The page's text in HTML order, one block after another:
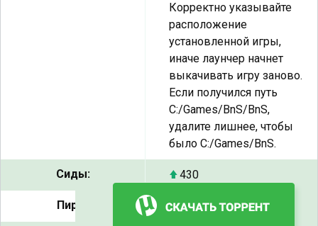
Корректно указывайте
расположение
установленной игры,
иначе лаунчер начнет
выкачивать игру заново.
Если получился путь
С:/Games/BnS/BnS,
удалите лишнее, чтобы
было С:/Games/BnS.
Сиды: 430
Пиры: 24